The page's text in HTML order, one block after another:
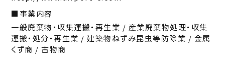
事業内容
一般廃棄物・収集運搬・再生業 / 産業廃棄物処理・収集
運搬・処分・再生業 / 建築物ねずみ昆虫等防除業 / 金属
くず商 / 古物商